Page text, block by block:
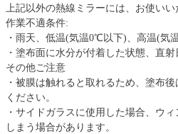
上記以外の熱線ミラーには、お使いい
作業不適条件:
・雨天、低温(気温0℃以下)、高温(気
・塗布面に水分が付着した状態、直
その他ご注意
・被膜は触れると取れるため、塗布
ください。
・サイドガラスに使用した場合、ウ
しまう場合があります。